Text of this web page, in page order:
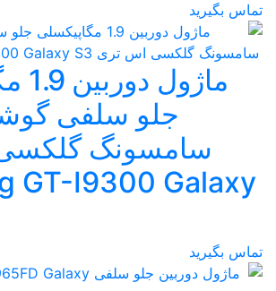
تماس بگیرید
جلو سلفی
سامسونگ
GT-I9300 Galaxy
تماس بگیرید